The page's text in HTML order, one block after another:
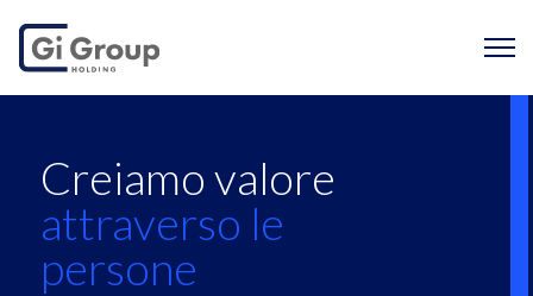
Creiamo valore
attraverso le
persone